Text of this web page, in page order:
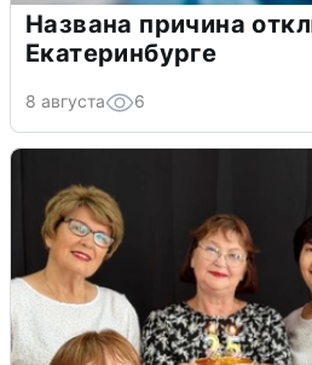
Названа причина
Екатеринбурге
8 августа 6